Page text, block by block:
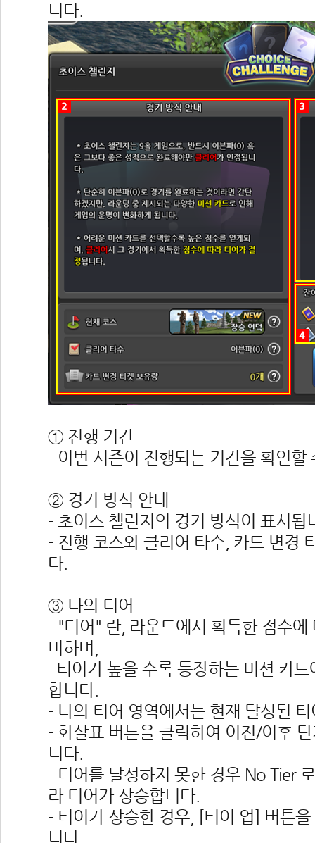
니다.
① 진행 기간
- 이번 시즌이 진행되는 기간을 확인할
② 경기 방식 안내
- 초이스 챌린지의 경기 방식이 표시됩
- 진행 코스와 클리어 타수, 카드 변경
다.
③ 나의 티어
- "티어" 란, 라운드에서 획득한 점수
미하며,
티어가 높을 수록 등장하는 미션 카
합니다.
- 나의 티어 영역에서는 현재 달성된
- 화살표 버튼을 클릭하여 이전/이후
니다.
- 티어를 달성하지 못한 경우 No Tier
라 티어가 상승합니다.
- 티어가 상승한 경우, [티어 업] 버튼
니다.